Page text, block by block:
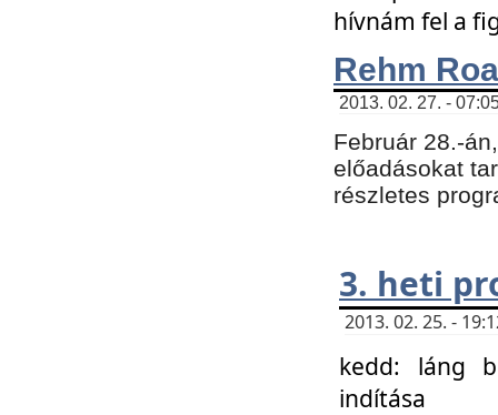
hívnám fel a
Rehm
2013. 02. 27. -
Február 28.-
előadásokat
részletes
3. heti
2013. 02. 25. -
kedd: láng
indítása